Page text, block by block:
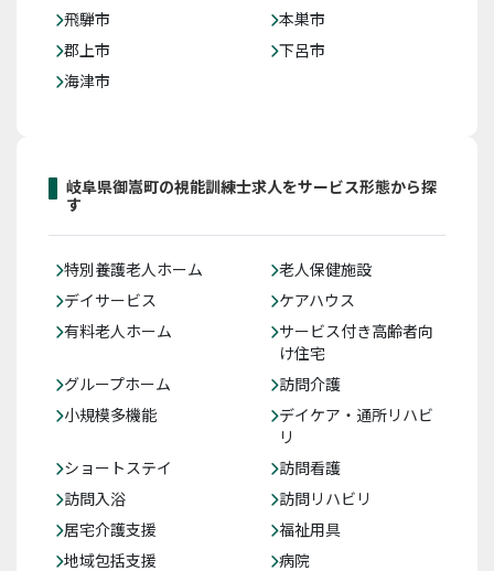
飛騨市
本巣市
郡上市
下呂市
海津市
岐阜県御嵩町の視能訓練士求人をサービス形態から探
す
特別養護老人ホーム
老人保健施設
デイサービス
ケアハウス
有料老人ホーム
サービス付き高齢者向
け住宅
グループホーム
訪問介護
小規模多機能
デイケア・通所リハビ
リ
ショートステイ
訪問看護
訪問入浴
訪問リハビリ
居宅介護支援
福祉用具
地域包括支援
病院